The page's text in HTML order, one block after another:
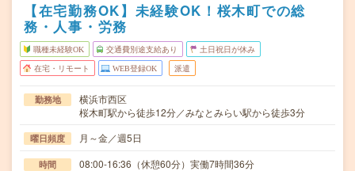
【在宅勤務OK】未経験OK！桜木町での総
務・人事・労務
職種未経験OK 交通費別途支給あり 土日祝日が休み
在宅・リモート WEB登録OK 派遣
勤務地
横浜市西区
桜木町駅から徒歩12分／みなとみらい駅から徒歩3分
曜日頻度 月～金／週5日
時間 08:00-16:36（休憩60分）実働7時間36分